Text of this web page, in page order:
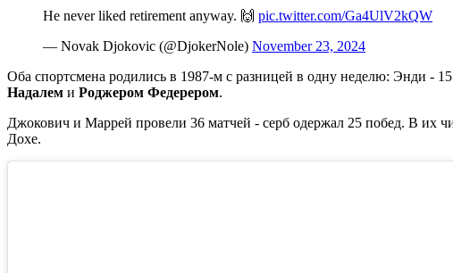
He never liked retirement anyway. 🙌 pic.twitter.com/Ga4UlV2kQW
— Novak Djokovic (@DjokerNole) November 23, 2024
Оба спортсмена родились в 1987-м с разницей в одну неделю: Энди -
Надалем и Роджером Федерером.
Джокович и Маррей провели 36 матчей - серб одержал 25 побед. В их
Дохе.